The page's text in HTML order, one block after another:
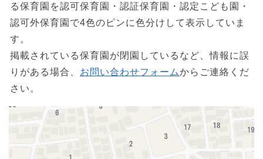
る保育園を認可保育園・認証保育園・認定こども園・
認可外保育園で4色のピンに色分けして表示していま
す。
掲載されている保育園が閉園しているなど、情報に誤
りがある場合、 お問い合わせフォームからご連絡くだ
さい。